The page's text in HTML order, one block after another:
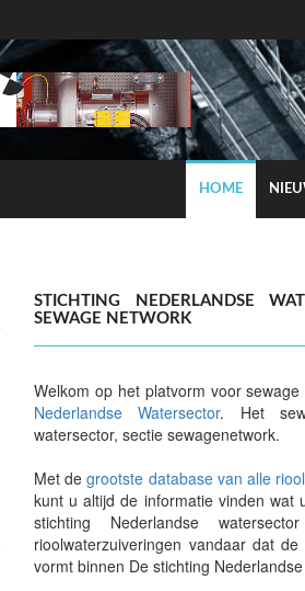
HOME
STICHTING NEDERLANDSE
SEWAGE NETWORK
Welkom op het platvorm voor
Nederlandse Watersector. Het
watersector, sectie sewagenetwork.
Met degrootste database van alle
kunt u altijd de informatie vinden wat
stichting Nederlandse
rioolwaterzuiveringen vandaar dat
vormt binnen De stichting